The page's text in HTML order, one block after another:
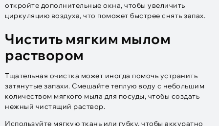
откройте дополнительные окна, чтобы увеличить
циркуляцию воздуха, что поможет быстрее снять запах.
Чистить мягким мылом
раствором
Тщательная очистка может иногда помочь устранить
затянутые запахи. Смешайте теплую воду с небольшим
количеством мягкого мыла для посуды, чтобы создать
нежный чистящий раствор.
Используйте мягкую ткань или губку, чтобы аккуратно